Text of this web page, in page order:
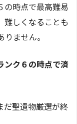
の時点で最高難易
難しくなることも
ません。
ンク６の時点で済
だ聖遺物厳選が終